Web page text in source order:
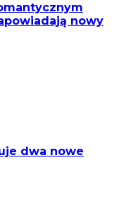
nowy
dwa nowe